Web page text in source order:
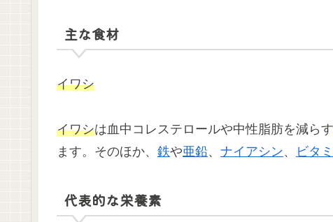
主な食材
イワシ
イワシは血中コレステロールや中性脂肪を減らす
ます。そのほか、 鉄や亜鉛、 ナイアシン、 ビタ
代表的な栄養素